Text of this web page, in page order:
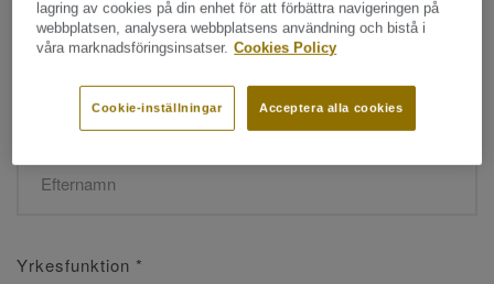
Efternamn*
Yrkesfunktion *
lagring av cookies på din enhet för att förbättra navigeringen på
webbplatsen, analysera webbplatsens användning och bistå i
våra marknadsföringsinsatser. Cookies Policy
Acceptera alla cookies
Cookie-inställningar